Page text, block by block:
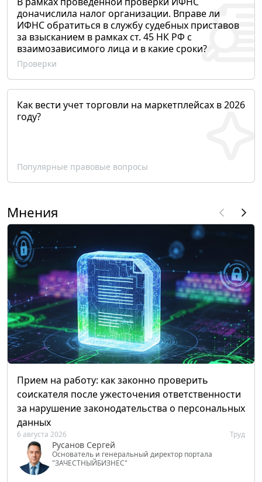
доначислила налог организации. Вправе ли
ИФНС обратиться в службу судебных приставов
за взысканием в рамках ст. 45 НК РФ с
взаимозависимого лица и в какие сроки?
Проверки
Как вести учет торговли на маркетплейсах в 2026
году?
Популярные правовые вопросы
Мнения
Прием на работу: как законно проверить
соискателя после ужесточения ответственности
за нарушение законодательства о персональных
данных
6 августа 2026 Труд
Русанов Сергей
Основатель и генеральный директор портала
"ЗАЧЕСТНЫЙБИЗНЕС"